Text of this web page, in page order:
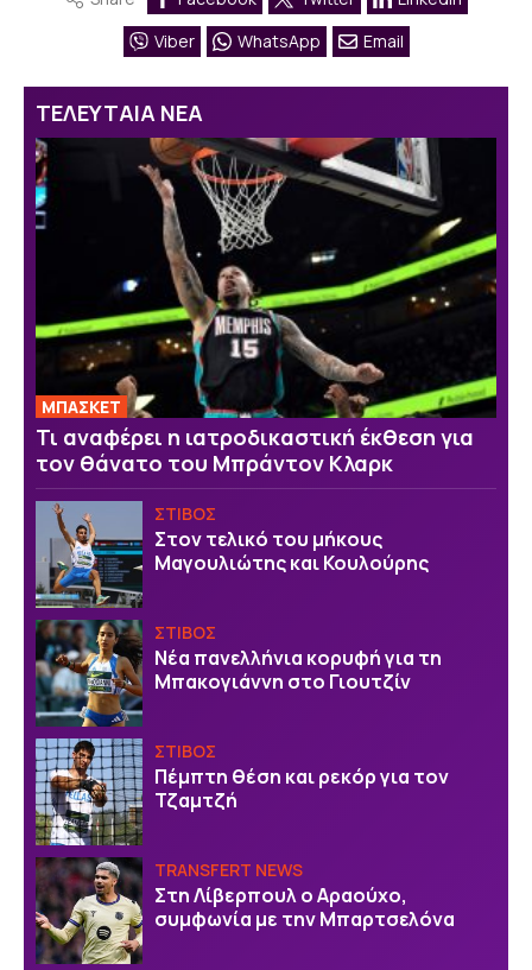
Viber
WhatsApp Email
ΤΕΛΕΥΤΑΙΑ ΝΕΑ
ΜΠΑΣΚΕΤ
Τι αναφέρει η ιατροδικαστική έκθεση για
τον θάνατο του Μπράντον Κλαρκ
ΣΤΙΒΟΣ
Στον τελικό του μήκους
Μαγουλιώτης και Κουλούρης
ΣΤΙΒΟΣ
Νέα πανελλήνια κορυφή για τη
Μπακογιάννη στο Γιουτζίν
ΣΤΙΒΟΣ
Πέμπτη θέση και ρεκόρ για τον
Τζαμτζή
TRANSFERT NEWS
Στη Λίβερπουλ ο Αραούχο,
συμφωνία με την Μπαρτσελόνα